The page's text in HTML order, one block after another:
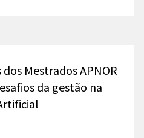
Mestrados APNOR
da gestão na